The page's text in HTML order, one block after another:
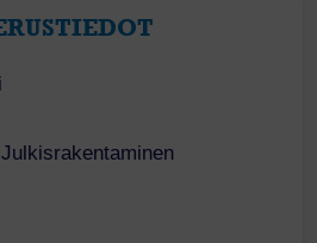
Julkisrakentaminen